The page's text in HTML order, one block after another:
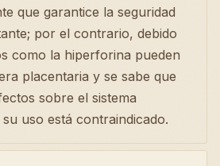
que garantice la seguridad
por el contrario, debido
como la hiperforina pueden
placentaria y se sabe que
sobre el sistema
uso está contraindicado.